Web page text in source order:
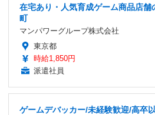
在宅あり・人気育成ゲーム商品店舗
町
マンパワーグループ株式会社
東京都
時給1,850円
派遣社員
ゲームデバッカー/未経験歓迎/高卒